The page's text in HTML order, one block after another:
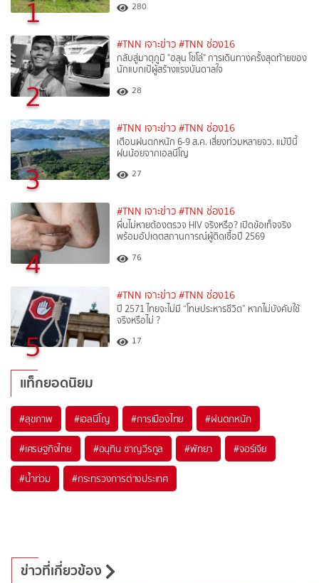
1 280
2
#TNN เจาะข่าว #TNN ช่อง16
กลับสู่มาตุภูมิ "ฮลุน โซโล่" การเดินทางครั้งสุดท้ายของ
นักแบกเป้ผู้สร้างแรงบันดาลใจ
28
3
#TNN เจาะข่าว #TNN ช่อง16
เตือนฝนตกหนัก 6-9 ส.ค. เสี่ยงท่วมหลายจว. แม้ปีนี้
ฝนน้อยจากเอลนีโญ
27
4
#TNN เจาะข่าว #TNN ช่อง16
ผื่นไม่หายต้องตรวจ HIV จริงหรือ? เปิดข้อเท็จจริง
พร้อมอัปเดตสถานการณ์ผู้ติดเชื้อปี 2569
76
5
#TNN เจาะข่าว #TNN ช่อง16
ปี 2571 ไทยจะไม่มี “โทษประหารชีวิต” หากไม่บังคับใช้
จริงหรือไม่ ?​
17
แท็กยอดนิยม
#สุขภาพ #เอลนีโญ #การเมืองไทย #ฝนตกหนัก
#เศรษฐกิจไทย #อนุทิน ชาญวีรกูล #พัทยา #จอร์เจีย
#น้ำท่วม #กระทรวงการต่างประเทศ
ข่าวที่เกี่ยวข้อง